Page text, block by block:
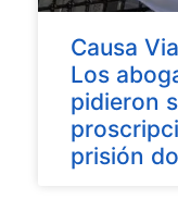
Causa
Los
pidieron
prisión